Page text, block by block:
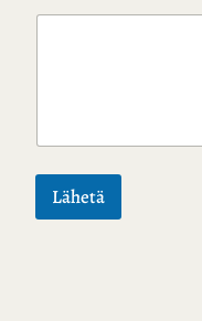
Lähetä